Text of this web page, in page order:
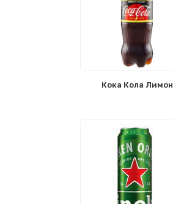
Кока Кола Лимон